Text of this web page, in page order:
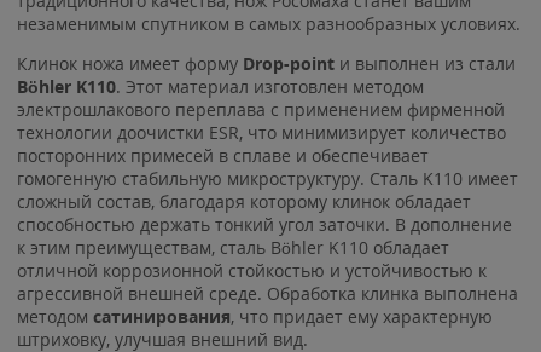
незаменимым спутником в самых разнообразных условиях.
Клинок ножа имеет форму Drop-point и выполнен из стали
Böhler K110. Этот материал изготовлен методом
электрошлакового переплава с применением фирменной
технологии доочистки ESR, что минимизирует количество
посторонних примесей в сплаве и обеспечивает
гомогенную стабильную микроструктуру. Сталь K110 имеет
сложный состав, благодаря которому клинок обладает
способностью держать тонкий угол заточки. В дополнение
к этим преимуществам, сталь Böhler K110 обладает
отличной коррозионной стойкостью и устойчивостью к
агрессивной внешней среде. Обработка клинка выполнена
методом сатинирования, что придает ему характерную
штриховку, улучшая внешний вид.